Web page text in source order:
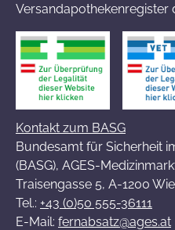
Versandapothekenregister
Kontakt zum BASG
Bundesamt für Sicherheit
(BASG), AGES-
Traisengasse 5, A-1200
Tel.: +43 (0)50 555-36111
E-Mail: fernabsatz@ages.at